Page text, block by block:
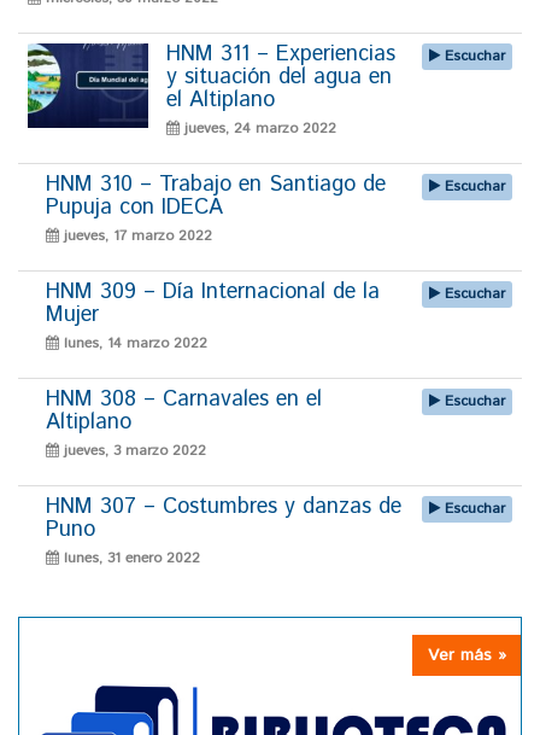
HNM 311 – Experiencias
y situación del agua en
el Altiplano
jueves, 24 marzo 2022
Escuchar
HNM 310 – Trabajo en Santiago de
Pupuja con IDECA
jueves, 17 marzo 2022
Escuchar
HNM 309 – Día Internacional de la
Mujer
lunes, 14 marzo 2022
Escuchar
HNM 308 – Carnavales en el
Altiplano
jueves, 3 marzo 2022
Escuchar
HNM 307 – Costumbres y danzas de
Puno
lunes, 31 enero 2022
Escuchar
Ver más »